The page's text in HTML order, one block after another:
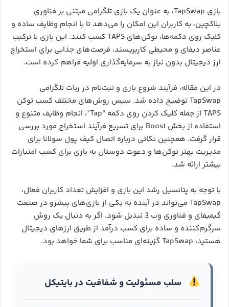
بازی TapSwap، به عنوان یک بازی تلگرامی مبتنی بر فناوری
بلاکچین، به کاربران این امکان را می‌دهد تا با انجام وظایف ساده و
کلیک روی دکمه‌ها، توکن‌های TAPS کسب کنند. این بازی با ترکیب
عناصر دیفای و محیطی کاربرپسند، فرصت‌های جذابی برای استخراج
ارز دیجیتال بدون نیاز به سرمایه‌گذاری اولیه فراهم کرده است.
در این مقاله، فرآیند شروع بازی و ثبت‌نام در ربات تلگرامی
TapSwap توضیح داده شد. سپس روش‌های مختلف کسب توکن
TAPS از جمله کلیک کردن روی دکمه “Tap”، انجام وظایف متنوع و
استفاده از بخش Boost برای تسریع فرآیند استخراج مورد بررسی
قرار گرفت. همچنین نکاتی درباره اتصال کیف پول سولانا برای
مدیریت بهتر توکن‌ها و دعوت دوستان به بازی برای کسب امتیازات
بیشتر ارائه شد.
با توجه به پتانسیل رشد این بازی و افزایش تعداد کاربران فعال،
TapSwap می‌تواند در آینده به یکی از بازی‌های پیشرو در صنعت
گیمیفای و فناوری وب 3 تبدیل شود. اگر به دنبال یک روش
سرگرم‌کننده و ساده برای کسب درآمد از طریق ارزهای دیجیتال
هستید، TapSwap گزینه‌ای مناسب برای شما خواهد بود.
سلب مسئولیت و شفافیت در بایتیکل